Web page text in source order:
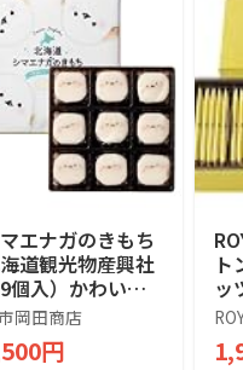
エナガのきもち
道観光物産興社
9個入）かわいい
エナガ (1箱)
岡田商店
円
ッ
ツ